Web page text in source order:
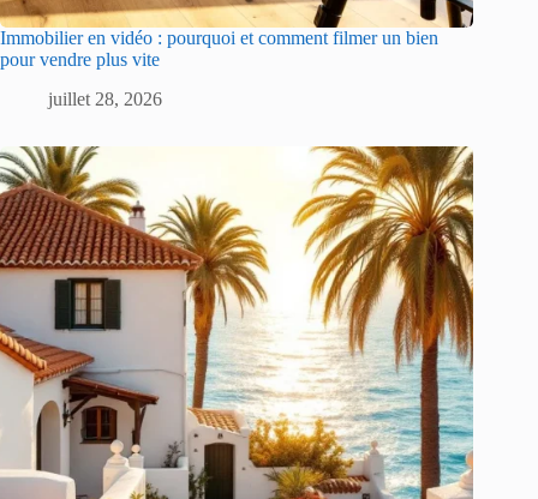
Immobilier en vidéo : pourquoi et comment filmer un bien
pour vendre plus vite
juillet 28, 2026